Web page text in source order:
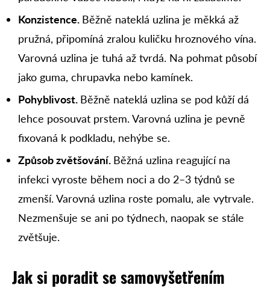
Konzistence. Běžně nateklá uzlina je měkká až
pružná, připomíná zralou kuličku hroznového vína.
Varovná uzlina je tuhá až tvrdá. Na pohmat působí
jako guma, chrupavka nebo kamínek.
Pohyblivost. Běžně nateklá uzlina se pod kůží dá
lehce posouvat prstem. Varovná uzlina je pevně
fixovaná k podkladu, nehýbe se.
Způsob zvětšování. Běžná uzlina reagující na
infekci vyroste během noci a do 2–3 týdnů se
zmenší. Varovná uzlina roste pomalu, ale vytrvale.
Nezmenšuje se ani po týdnech, naopak se stále
zvětšuje.
Jak si poradit se samovyšetřením